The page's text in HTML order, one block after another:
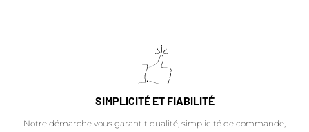
SIMPLICITÉ ET FIABILITÉ
Notre démarche vous garantit qualité, simplicité de commande,